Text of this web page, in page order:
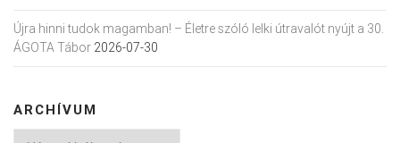
Újra hinni tudok magamban! – Életre szóló lelki útravalót nyújt a 30.
ÁGOTA Tábor 2026-07-30
ARCHÍVUM